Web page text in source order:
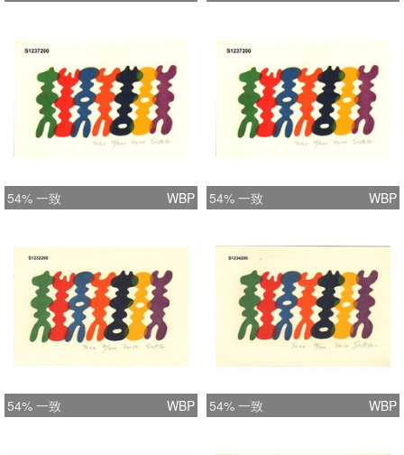
54% 一致 WBP 54% 一致 WBP
54% 一致 WBP 54% 一致 WBP